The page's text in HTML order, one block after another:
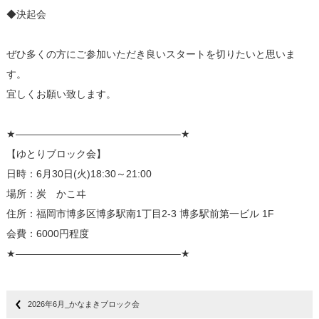
◆決起会
ぜひ多くの方にご参加いただき良いスタートを切りたいと思いま
す。
宜しくお願い致します。
★————————————————–★
【ゆとりブロック会】
日時：6月30日(火)18:30～21:00
場所：炭 かこヰ
住所：福岡市博多区博多駅南1丁目2-3 博多駅前第一ビル 1F
会費：6000円程度
★————————————————–★
2026年6月_かなまきブロック会